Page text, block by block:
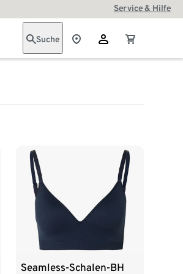
Service & Hilfe
Suche
Seamless-Schalen-BH